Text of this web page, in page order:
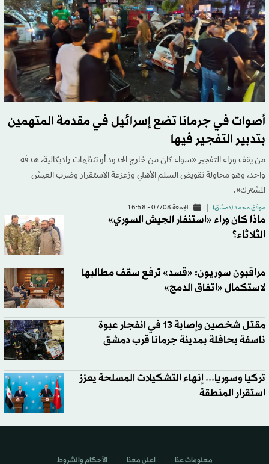
أصوات في جرمانا تضع إسرائيل في مقدمة المتهمين
بتدبير التفجير فيها
من يقف وراء التفجير «سواء كان من خارج الحدود أو تنظيمات راديكالية، هدفه
واحد، وهو محاولة تقويض السلم الأهلي وزعزعة الاستقرار وضرب العيش
المشترك».
موفق محمد (دمشق) الجمعة 07/08 - 16:58
ماذا كان وراء «استنفار الجيش السوري»
الثلاثاء؟
مراقبون سوريون: «قسد» ترفع سقف مطالبها
لاستكمال «اتفاق الدمج»
مقتل شخصين وإصابة 13 في انفجار عبوة
ناسفة بحافلة بمدينة جرمانا قرب دمشق
تركيا وسوريا... إنهاء التشكيلات المسلحة يعزز
استقرار المنطقة
معلومات عنا اعلن معنا الأحكام والشروط